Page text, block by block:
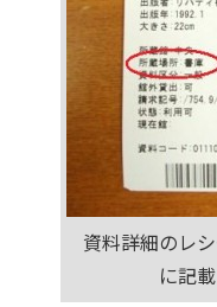
資料詳細のレ
に記